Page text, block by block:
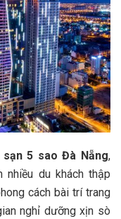
sạn 5 sao Đà Nẵng,
nhiều du khách thập
cách bài trí trang
nghỉ dưỡng xịn sò